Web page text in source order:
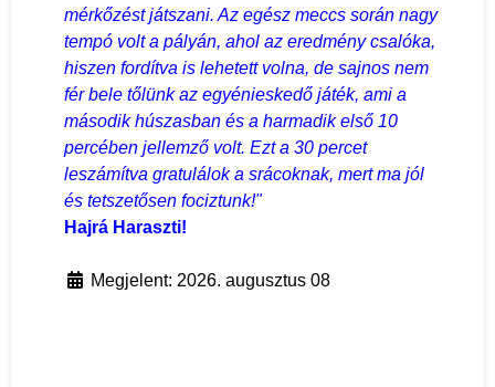
mérkőzést játszani. Az egész meccs során nagy
tempó volt a pályán, ahol az eredmény csalóka,
hiszen fordítva is lehetett volna, de sajnos nem
fér bele tőlünk az egyénieskedő játék, ami a
második húszasban és a harmadik első 10
percében jellemző volt. Ezt a 30 percet
leszámítva gratulálok a srácoknak, mert ma jól
és tetszetősen fociztunk!"
Hajrá Haraszti!
Megjelent: 2026. augusztus 08